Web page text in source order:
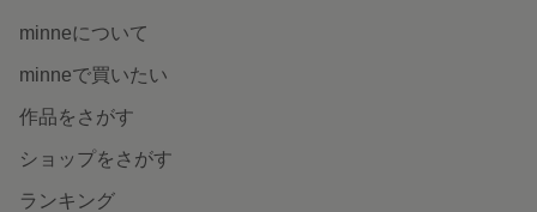
minneについて
minneで買いたい
作品をさがす
ショップをさがす
ランキング